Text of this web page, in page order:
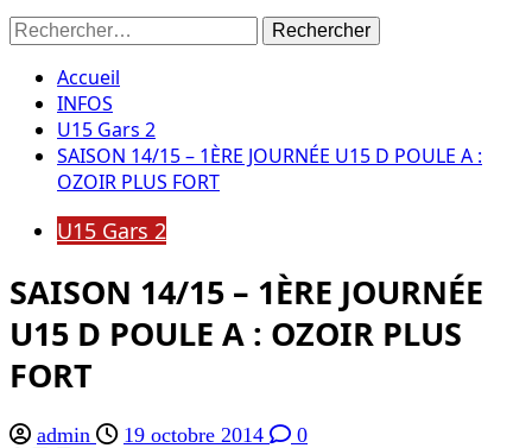
Rechercher :
Accueil
INFOS
U15 Gars 2
SAISON 14/15 – 1ÈRE JOURNÉE U15 D POULE A :
OZOIR PLUS FORT
U15 Gars 2
SAISON 14/15 – 1ÈRE JOURNÉE
U15 D POULE A : OZOIR PLUS
FORT
admin 19 octobre 2014 0